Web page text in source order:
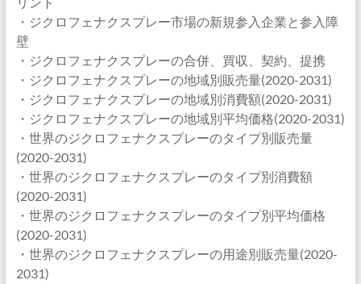
・ジクロフェナクスプレー市場の新規参入企業と参入障
壁
・ジクロフェナクスプレーの合併、買収、契約、提携
・ジクロフェナクスプレーの地域別販売量(2020-2031)
・ジクロフェナクスプレーの地域別消費額(2020-2031)
・ジクロフェナクスプレーの地域別平均価格(2020-2031)
・世界のジクロフェナクスプレーのタイプ別販売量
(2020-2031)
・世界のジクロフェナクスプレーのタイプ別消費額
(2020-2031)
・世界のジクロフェナクスプレーのタイプ別平均価格
(2020-2031)
・世界のジクロフェナクスプレーの用途別販売量(2020-
2031)